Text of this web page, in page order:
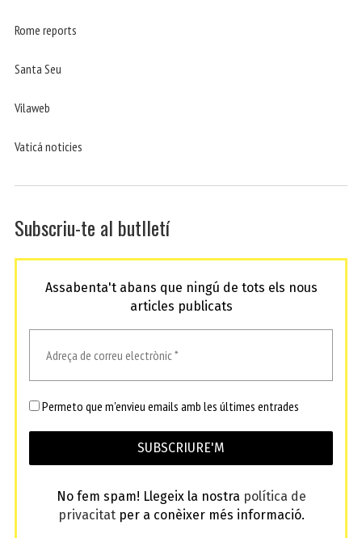
Rome reports
Santa Seu
Vilaweb
Vaticá noticies
Subscriu-te al butlletí
Assabenta't abans que ningú de tots els nous
articles publicats
Permeto que m'envieu emails amb les últimes entrades
No fem spam! Llegeix la nostra política de
privacitatper a conèixer més informació.